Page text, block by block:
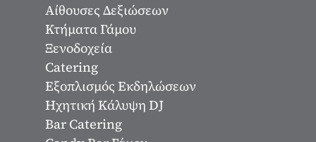
Αίθουσες Δεξιώσεων
Κτήματα Γάμου
Ξενοδοχεία
Catering
Εξοπλισμός Εκδηλώσεων
Ηχητική Κάλυψη DJ
Bar Catering